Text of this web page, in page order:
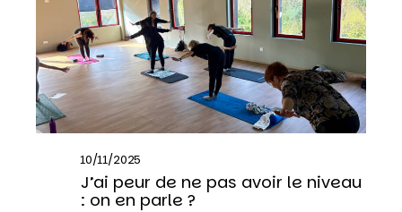
10/11/2025
J’ai peur de ne pas avoir le niveau
: on en parle ?